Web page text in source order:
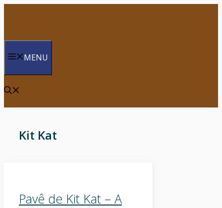
MENU
Kit Kat
Pavê de Kit Kat – A